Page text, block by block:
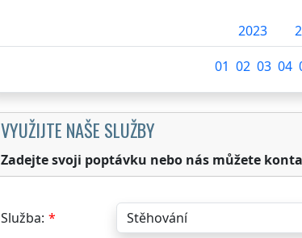
2023
01 02 03 04
VYUŽIJTE NAŠE SLUŽBY
Zadejte svoji poptávku nebo nás můžete
Služba: